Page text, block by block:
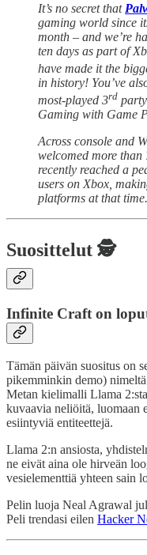
It’s no secret that
gaming world since
month – and we’re
ten days as part of
have made it the
in history! You’ve
most-played 3rd
Gaming with Game
Across console and
welcomed more
recently reached a
users on Xbox,
platforms at that time.
Suosittelut 🕵️
Infinite Craft on
Tämän päivän suositus on
pikemminkin demo) nimeltä
Metan kielimalli Llama
kuvaavia neliöitä, luomaan
esiintyviä entiteettejä.
Llama 2:n ansiosta,
ne eivät aina ole hirveän
vesielementtiä yhteen sain
Pelin luoja Neal Agrawal
Peli trendasi eilen Hacker